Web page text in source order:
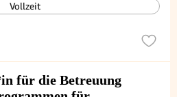
Vollzeit
für die Betreuung